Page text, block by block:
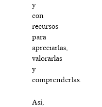
y
con
recursos
para
apreciarlas,
valorarlas
y
comprenderlas.
Así,